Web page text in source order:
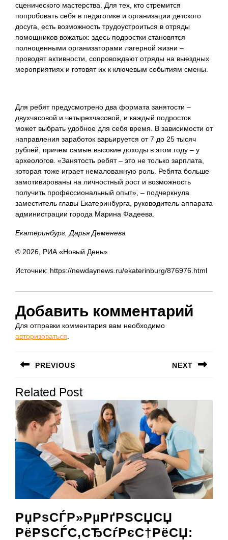
сценического мастерства. Для тех, кто стремится
попробовать себя в педагогике и организации детского
досуга, есть возможность трудоустроиться в отряды
помощников вожатых: здесь подростки становятся
полноценными организаторами лагерной жизни –
проводят активности, сопровождают отряды на выездных
мероприятиях и готовят их к ключевым событиям смены.
Для ребят предусмотрено два формата занятости –
двухчасовой и четырехчасовой, и каждый подросток
может выбрать удобное для себя время. В зависимости от
направления заработок варьируется от 7 до 25 тысяч
рублей, причем самые высокие доходы в этом году – у
археологов. «Занятость ребят – это не только зарплата,
которая тоже играет немаловажную роль. Ребята больше
замотивированы на личностный рост и возможность
получить профессиональный опыт», – подчеркнула
заместитель главы Екатеринбурга, руководитель аппарата
администрации города Марина Фадеева.
Екатеринбург, Дарья Деменева
© 2026, РИА «Новый День»
Источник: https://newdaynews.ru/ekaterinburg/876976.html
Добавить комментарий
Для отправки комментария вам необходимо
авторизоваться
по
записям
PREVIOUS
запись:
NEXT
запись:
Related Post
РџРѕСЃР»РµРґРЅСЏСЏ
РёРЅСЃС‚СЂСѓРєС†РёСЏ: